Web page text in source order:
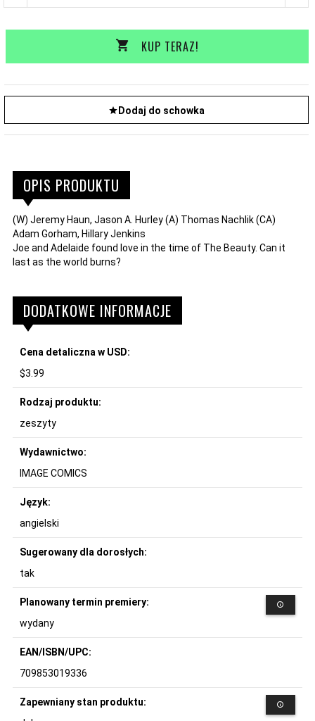
KUP TERAZ!
Dodaj do schowka
OPIS PRODUKTU
(W) Jeremy Haun, Jason A. Hurley (A) Thomas Nachlik (CA)
Adam Gorham, Hillary Jenkins
Joe and Adelaide found love in the time of The Beauty. Can it
last as the world burns?
DODATKOWE INFORMACJE
Cena detaliczna w USD:
$3.99
Rodzaj produktu:
zeszyty
Wydawnictwo:
IMAGE COMICS
Język:
angielski
Sugerowany dla dorosłych:
tak
Planowany termin premiery:
wydany
EAN/ISBN/UPC:
709853019336
Zapewniany stan produktu: